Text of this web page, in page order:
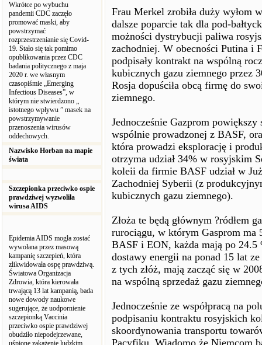
Wkrótce po wybuchu
pandemii CDC zaczęło
promować maski, aby
powstrzymać
rozprzestrzenianie się Covid-
19. Stało się tak pomimo
opublikowania przez CDC
badania politycznego z maja
2020 r. we własnym
czasopiśmie „Emerging
Infectious Diseases”, w
którym nie stwierdzono „
istotnego wpływu ” masek na
powstrzymywanie
przenoszenia wirusów
oddechowych.
Nazwisko Horban na mapie
świata
Szczepionka przeciwko ospie
prawdziwej wyzwoliła
wirusa AIDS
Epidemia AIDS mogła zostać
wywołana przez masową
kampanię szczepień, która
zlikwidowała ospę prawdziwą.
Światowa Organizacja
Zdrowia, która kierowała
trwającą 13 lat kampanią, bada
nowe dowody naukowe
sugerujące, że uodpornienie
szczepionką Vaccinia
przeciwko ospie prawdziwej
obudziło niepodejrzewane,
uśpione zakażenie ludzkim
Frau Merkel zrobiła duży wyłom
dalsze poparcie tak dla pod-
możności dystrybucji paliwa
zachodniej. W obecności Putina i
podpisały kontrakt na wspólną
kubicznych gazu ziemnego przez
Rosja dopuściła obcą firmę do
ziemnego.
Jednocześnie Gazprom
wspólnie prowadzonej z BASF,
która prowadzi eksplorację i
otrzyma udział 34% w rosyjskim
koleii da firmie BASF udział w
Zachodniej Syberii (z
kubicznych gazu ziemnego).
Złoża te będą głównym ?ródłem
rurociągu, w którym Gasprom ma
BASF i EON, każda mają po 24.5
dostawy energii na ponad 15 lat
z tych złóż, mają zacząć się w
na wspólną sprzedaż gazu
Jednocześnie ze współpracą na
podpisaniu kontraktu rosyjskich
skoordynowania transportu
Pacyfiku. Wiadomo że Niemcom